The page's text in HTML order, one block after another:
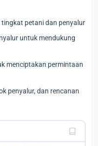
petani dan penyalur
untuk mendukung
menciptakan permintaan
penyalur, dan rencanan